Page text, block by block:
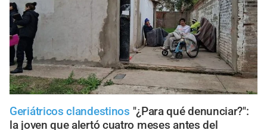
Geriátricos clandestinos "¿Para qué denunciar?":
la joven que alertó cuatro meses antes del